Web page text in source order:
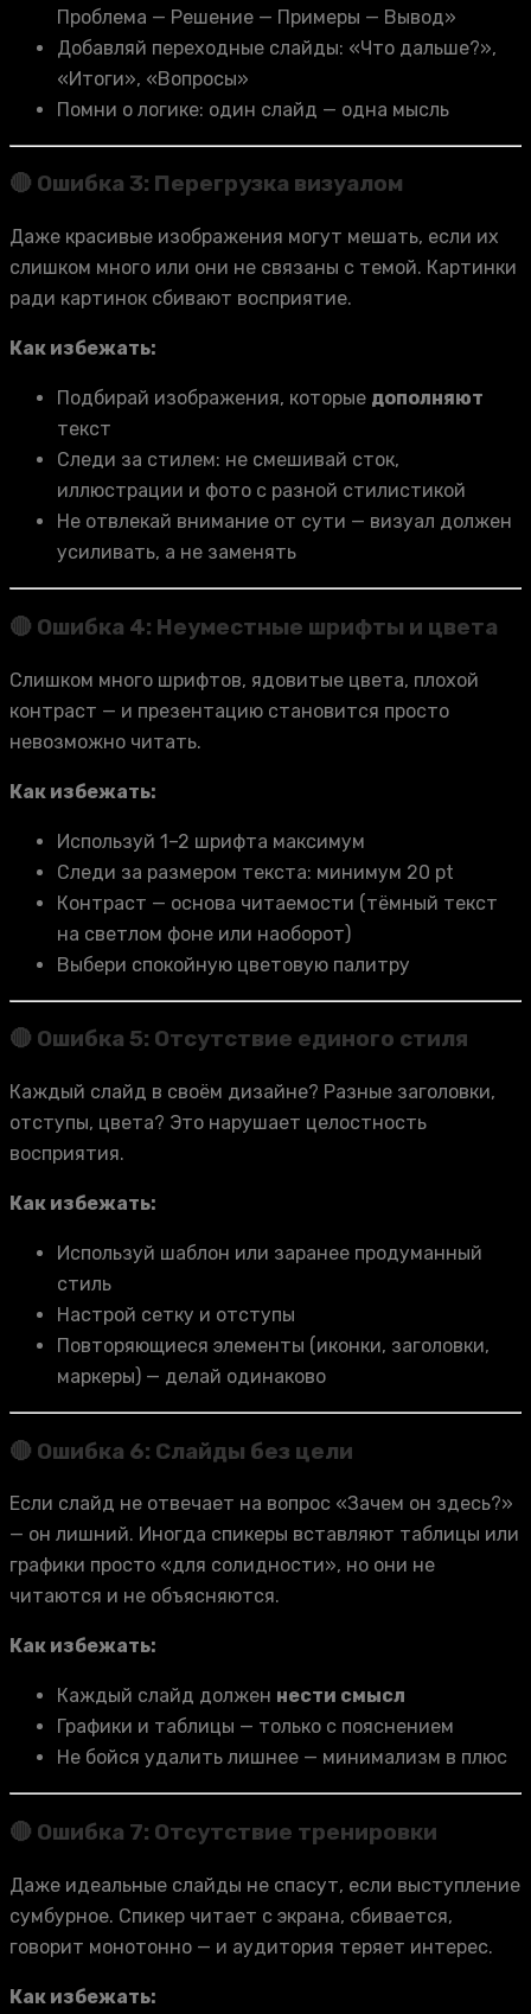
Проблема — Решение — Примеры — Вывод»
Добавляй переходные слайды: «Что дальше?»,
«Итоги», «Вопросы»
Помни о логике: один слайд — одна мысль
🔴 Ошибка 3: Перегрузка визуалом
Даже красивые изображения могут мешать, если их
слишком много или они не связаны с темой. Картинки
ради картинок сбивают восприятие.
Как избежать:
Подбирай изображения, которые дополняют
текст
Следи за стилем: не смешивай сток,
иллюстрации и фото с разной стилистикой
Не отвлекай внимание от сути — визуал должен
усиливать, а не заменять
🔴 Ошибка 4: Неуместные шрифты и цвета
Слишком много шрифтов, ядовитые цвета, плохой
контраст — и презентацию становится просто
невозможно читать.
Как избежать:
Используй 1–2 шрифта максимум
Следи за размером текста: минимум 20 pt
Контраст — основа читаемости (тёмный текст
на светлом фоне или наоборот)
Выбери спокойную цветовую палитру
🔴 Ошибка 5: Отсутствие единого стиля
Каждый слайд в своём дизайне? Разные заголовки,
отступы, цвета? Это нарушает целостность
восприятия.
Как избежать:
Используй шаблон или заранее продуманный
стиль
Настрой сетку и отступы
Повторяющиеся элементы (иконки, заголовки,
маркеры) — делай одинаково
🔴 Ошибка 6: Слайды без цели
Если слайд не отвечает на вопрос «Зачем он здесь?»
— он лишний. Иногда спикеры вставляют таблицы или
графики просто «для солидности», но они не
читаются и не объясняются.
Как избежать:
Каждый слайд должен нести смысл
Графики и таблицы — только с пояснением
Не бойся удалить лишнее — минимализм в плюс
🔴 Ошибка 7: Отсутствие тренировки
Даже идеальные слайды не спасут, если выступление
сумбурное. Спикер читает с экрана, сбивается,
говорит монотонно — и аудитория теряет интерес.
Как избежать: